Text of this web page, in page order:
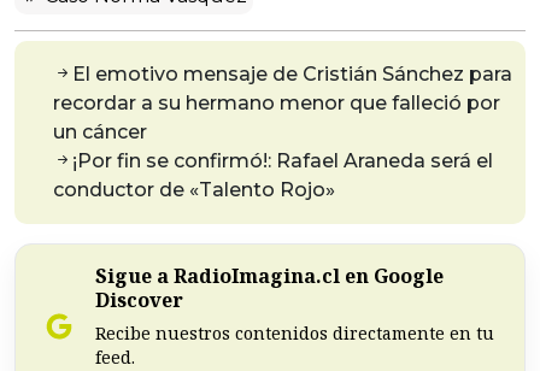
El emotivo mensaje de Cristián Sánchez para
recordar a su hermano menor que falleció por
un cáncer
¡Por fin se confirmó!: Rafael Araneda será el
conductor de «Talento Rojo»
Sigue a RadioImagina.cl en Google
Discover
Recibe nuestros contenidos directamente en tu
feed.